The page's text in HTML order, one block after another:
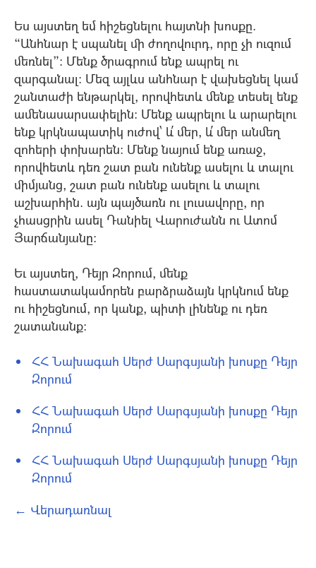
Ես այստեղ եմ հիշեցնելու հայտնի խոսքը.
“Անհնար է սպանել մի ժողովուրդ, որը չի ուզում
մեռնել”: Մենք ծրագրում ենք ապրել ու
զարգանալ: Մեզ այլևս անհնար է վախեցնել կամ
շանտաժի ենթարկել, որովհետև մենք տեսել ենք
ամենասարսափելին: Մենք ապրելու և արարելու
ենք կրկնապատիկ ուժով` և՛ մեր, և՛ մեր անմեղ
զոհերի փոխարեն: Մենք նայում ենք առաջ,
որովհետև դեռ շատ բան ունենք ասելու և տալու
միմյանց, շատ բան ունենք ասելու և տալու
աշխարհին. այն պայծառն ու լուսավորը, որ
չհասցրին ասել Դանիել Վարուժանն ու Ատոմ
Յարճանյանը:
Եւ այստեղ, Դեյր Զորում, մենք
հաստատակամորեն բարձրաձայն կրկնում ենք
ու հիշեցնում, որ կանք, պիտի լինենք ու դեռ
շատանանք:
ՀՀ Նախագահ Սերժ Սարգսյանի խոսքը Դեյր
Զորում
ՀՀ Նախագահ Սերժ Սարգսյանի խոսքը Դեյր
Զորում
ՀՀ Նախագահ Սերժ Սարգսյանի խոսքը Դեյր
Զորում
← Վերադառնալ